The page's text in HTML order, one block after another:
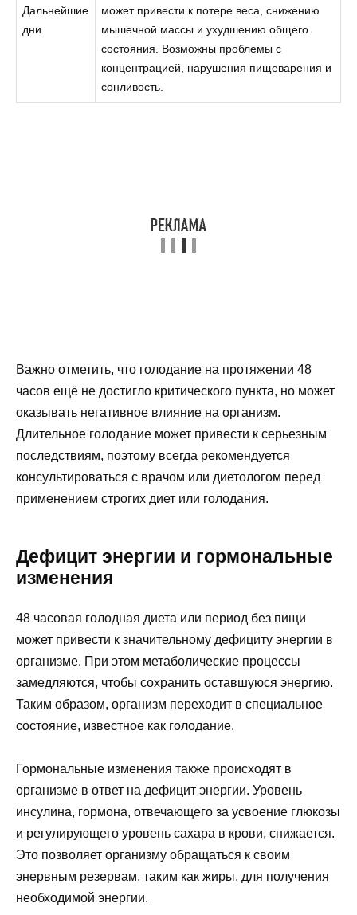
Дальнейшие
дни
может привести к потере веса, снижению
мышечной массы и ухудшению общего
состояния. Возможны проблемы с
концентрацией, нарушения пищеварения и
сонливость.
Важно отметить, что голодание на протяжении 48
часов ещё не достигло критического пункта, но может
оказывать негативное влияние на организм.
Длительное голодание может привести к серьезным
последствиям, поэтому всегда рекомендуется
консультироваться с врачом или диетологом перед
применением строгих диет или голодания.
Дефицит энергии и гормональные
изменения
48 часовая голодная диета или период без пищи
может привести к значительному дефициту энергии в
организме. При этом метаболические процессы
замедляются, чтобы сохранить оставшуюся энергию.
Таким образом, организм переходит в специальное
состояние, известное как голодание.
Гормональные изменения также происходят в
организме в ответ на дефицит энергии. Уровень
инсулина, гормона, отвечающего за усвоение глюкозы
и регулирующего уровень сахара в крови, снижается.
Это позволяет организму обращаться к своим
энервным резервам, таким как жиры, для получения
необходимой энергии.